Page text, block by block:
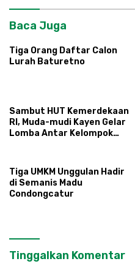
Baca Juga
Tiga Orang Daftar Calon
Lurah Baturetno
Sambut HUT Kemerdekaan
RI, Muda-mudi Kayen Gelar
Lomba Antar Kelompok
Tiga UMKM Unggulan Hadir
di Semanis Madu
Condongcatur
Tinggalkan Komentar